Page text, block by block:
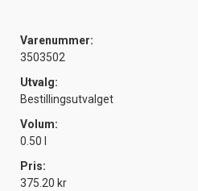
Varenummer:
3503502
Utvalg:
Bestillingsutvalget
Volum:
0.50 l
Pris:
375.20 kr